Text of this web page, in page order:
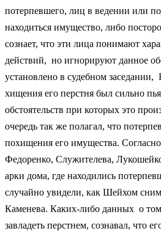
потерпевшего, лиц в ведении или
находиться имущество, либо
сознает, что эти лица понимают
действий, но игнорируют данное
установлено в судебном
хищения его перстня был сильно
обстоятельств при которых это
очередь так же полагал, что
похищения его имущества.
Федоренко, Служителева,
арки дома, где находились
случайно увидели, как Шейхом
Каменева. Каких-либо данных о
завладеть перстнем, сознавал, что